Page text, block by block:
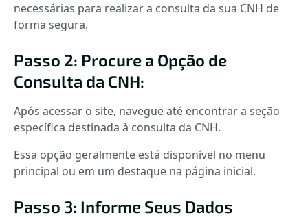
necessárias para realizar a consulta da sua CNH de
forma segura.
Passo 2: Procure a Opção de
Consulta da CNH:
Após acessar o site, navegue até encontrar a seção
específica destinada à consulta da CNH.
Essa opção geralmente está disponível no menu
principal ou em um destaque na página inicial.
Passo 3: Informe Seus Dados